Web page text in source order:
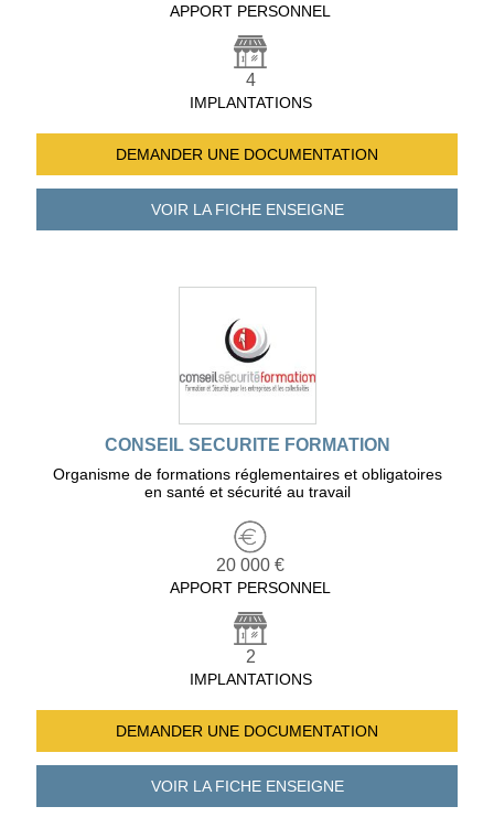
APPORT PERSONNEL
4
IMPLANTATIONS
DEMANDER UNE DOCUMENTATION
VOIR LA FICHEENSEIGNE
CONSEIL SECURITE FORMATION
Organisme de formations réglementaires et obligatoires
en santé et sécurité au travail
20 000 €
APPORT PERSONNEL
2
IMPLANTATIONS
DEMANDER UNE DOCUMENTATION
VOIR LA FICHEENSEIGNE